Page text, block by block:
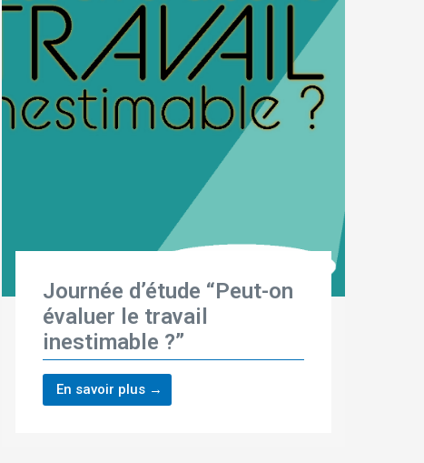
Journée d’étude “Peut-on
évaluer le travail
inestimable ?”
En savoir plus →